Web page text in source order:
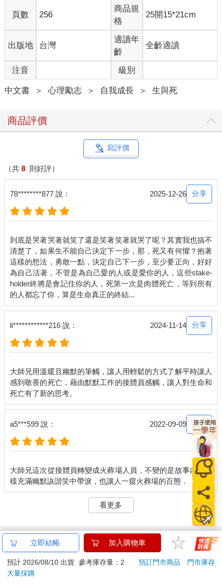
我放輕動作。「那現在這樣，你可以幫我問你哥哥，這力道可以
碎唸女子碎唸了一下，對我點點頭，比了一個「OK」的手勢。
●
子的經驗。
啊我知道，這齣叫做「摩西分海」。
有學長說三兄弟來為爸爸撿骨，進了撿骨室，卻都不說話。當禮
儀師請每個人都夾一塊骨頭進罐時，三兄弟搶著當第一個，還打
啊我知道，這齣叫做「三國鼎立」。
還有一位小姐，似乎是寡婦。學長說撿她公公骨頭的時候，她擋
在門口，不讓其他家屬進來，只讓身為長孫的兒子來撿。撿骨室
外面，家屬們亂成一團，而她擋在門口，一下子怒罵，一下子哭
鬧，一下子下跪，還抓住門不放。一群人溝通未果就打了起來，
她竟也不還手，就讓他們呼巴掌。
這齣……我就有點看不懂了。
老學長搭話說那家人好像姓王，「不然叫『巴王之亂』好了，巴
下去的『巴』。」嗯，滿貼切的。
過，他們分得很徹底，一人準備了一個骨灰罐。他們媽媽要一人
一半。」在殯儀館待了十多年的老學長和這一行做了四十多年的
葬儀社老闆，還是頭一回遇上這種事，兩人聽了都傻眼。
「該是上下分呢？又或是左右分呢？」他們問。
家屬只說他們就是不要跟對方一起拜，但是又都想把媽媽帶去塔
裡，所以「隨意就好」。
但是裡面要有一半的媽媽？我們聽了，都感慨萬分。
有時候忍不住猜想兄弟姊妹能夠要好到最後的，究竟有多少。各
自結婚，各自生活，彼此有多少時間去聯繫這份感情。或許對某
些人來說，這樣的情感是不需要聯繫的，也或許是種負擔。
但是，媽媽何辜，要這樣被分成兩半呢？
●
頁數 256
商品規
格
25開15*21cm
出版地 台灣
適讀年
齡
全齡適讀
注音 級別
中文書 ＞ 心理勵志 ＞ 自我成長 ＞ 生與死
商品評價
寫評價
（共 8 則好評）
78********877 說： 2025-12-26 分享
到底是哭著哭著就笑了還是笑著笑著就哭了呢？其實我也搞不
清楚了，如果生不能自己決定下一步，那，死又有何懼？抱著
這樣的想法，勇敢一點，決定自己下一步，至少要正向，好好
為自己活著，不管是為自己愛的人或是愛你的人，這些stake-
holder終將是會記住你的人，死第一次是肉體死亡，等到所有
li************216 說： 2024-11-14 分享
大師兄用溫暖且幽默的筆觸，讓人用輕鬆的方式了解平時讓人
感到敬畏的死亡，藉由默默工作的接體員感觸，讓人對生命和
a5***599 說： 2022-09-09 分享
大師兄這次從接體員轉變成火葬場人員，不變的是故事內容一
看更多
相關商品
全選 加入購物車
※ 出版日十年以上商品需另下訂，調貨時間較長，無法與一般商品合
立即結帳 加入購物車
預計 2026/08/10 出貨 參考庫存量：2 預訂門市商品
門市庫存
大量採購